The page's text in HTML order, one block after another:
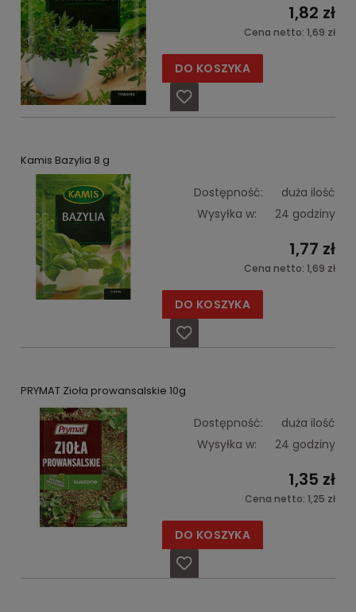
1,82 zł
Cena netto: 1,69 zł
DO KOSZYKA
Kamis Bazylia 8 g
Dostępność:
duża ilość
Wysyłka w:
24 godziny
1,77 zł
Cena netto: 1,69 zł
DO KOSZYKA
PRYMAT Zioła prowansalskie 10g
Dostępność:
duża ilość
Wysyłka w:
24 godziny
1,35 zł
Cena netto: 1,25 zł
DO KOSZYKA